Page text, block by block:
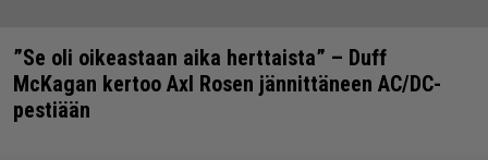
”Se oli oikeastaan aika herttaista” – Duff
McKagan kertoo Axl Rosen jännittäneen AC/DC-
pestiään